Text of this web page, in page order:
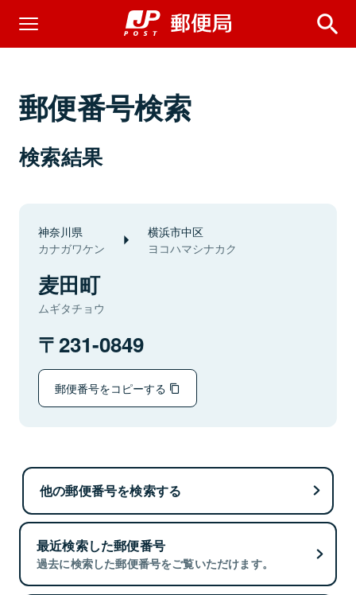
郵便番号検索
検索結果
神奈川県
カナガワケン
横浜市中区
ヨコハマシナカク
麦田町
ムギタチョウ
231-0849
郵便番号をコピーする
他の郵便番号を検索する
最近検索した郵便番号
過去に検索した郵便番号をご覧いただけます。